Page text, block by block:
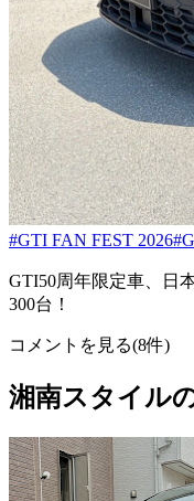
#GTI FAN FEST 2026
GTI50周年限定車、日
300台！
コメントを見る(8件)
湘南スタイル